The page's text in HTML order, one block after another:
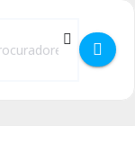
“El Moustacho de
- Proyección